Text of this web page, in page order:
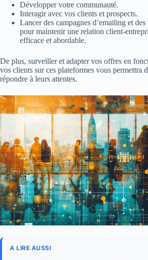
Développer votre communauté.
Interagir avec vos clients et prospects.
Lancer des campagnes d’emailing et des
pour maintenir une relation client-
efficace et abordable.
De plus, surveiller et adapter vos offres en
vos clients sur ces plateformes vous permettra
répondre à leurs attentes.
A LIRE AUSSI